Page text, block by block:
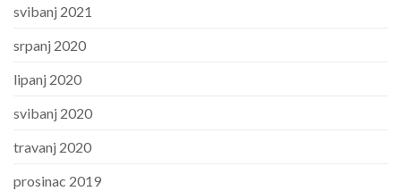
svibanj 2021
srpanj 2020
lipanj 2020
svibanj 2020
travanj 2020
prosinac 2019